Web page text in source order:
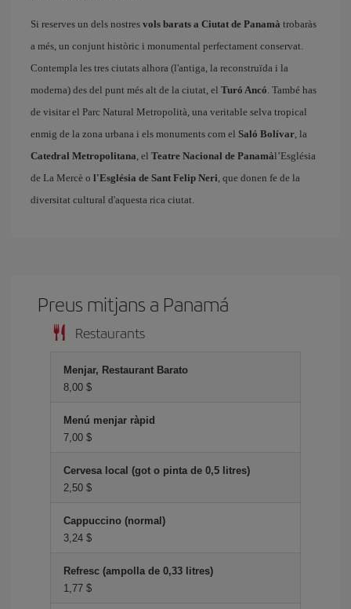
Si reserves un dels nostres vols barats a Ciutat de Panamà trobaràs
a més, un conjunt històric i monumental perfectament conservat.
Contempla les tres ciutats alhora (l'antiga, la reconstruïda i la
moderna) des del punt més alt de la ciutat, el Turó Ancó. També has
de visitar el Parc Natural Metropolità, una veritable selva tropical
enmig de la zona urbana i els monuments com el Saló Bolívar, la
Catedral Metropolitana, el Teatre Nacional de Panamàl’Església
de La Mercè o l'Església de Sant Felip Neri, que donen fe de la
diversitat cultural d'aquesta rica ciutat.
Preus mitjans a Panam
Restaurants
Menjar, Restaurant Barato
8,00 $
Menú menjar ràpid
7,00 $
Cervesa local (got o pinta de 0,5 litres)
2,50 $
Cappuccino (normal)
3,24 $
Refresc (ampolla de 0,33 litres)
1,77 $